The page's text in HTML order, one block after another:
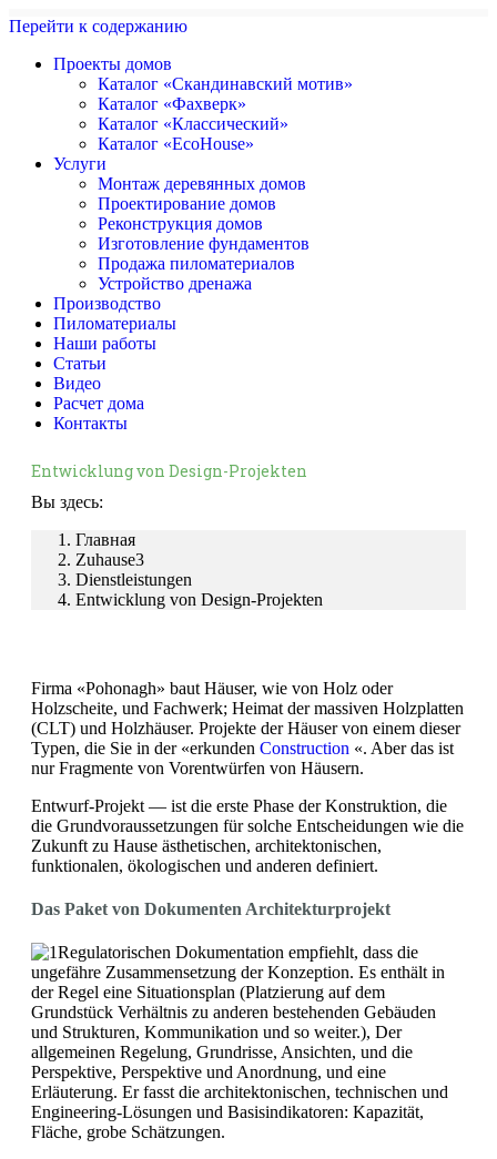
Перейти к содержанию
Проекты домов
Каталог «Скандинавский мотив»
Каталог «Фахверк»
Каталог «Классический»
Каталог «EcoHouse»
Услуги
Монтаж деревянных домов
Проектирование домов
Реконструкция домов
Изготовление фундаментов
Продажа пиломатериалов
Устройство дренажа
Производство
Пиломатериалы
Наши работы
Статьи
Видео
Расчет дома
Контакты
Entwicklung von Design-Projekten
Вы здесь:
Главная
Zuhause3
Dienstleistungen
Entwicklung von Design-Projekten
Firma «Pohonagh» baut Häuser, wie von Holz oder
Holzscheite, und Fachwerk; Heimat der massiven Holzplatten
(CLT) und Holzhäuser. Projekte der Häuser von einem dieser
Typen, die Sie in der «erkunden Construction «. Aber das ist
nur Fragmente von Vorentwürfen von Häusern.
Entwurf-Projekt — ist die erste Phase der Konstruktion, die
die Grundvoraussetzungen für solche Entscheidungen wie die
Zukunft zu Hause ästhetischen, architektonischen,
funktionalen, ökologischen und anderen definiert.
Das Paket von Dokumenten Architekturprojekt
Regulatorischen Dokumentation empfiehlt, dass die
ungefähre Zusammensetzung der Konzeption. Es enthält in
der Regel eine Situationsplan (Platzierung auf dem
Grundstück Verhältnis zu anderen bestehenden Gebäuden
und Strukturen, Kommunikation und so weiter.), Der
allgemeinen Regelung, Grundrisse, Ansichten, und die
Perspektive, Perspektive und Anordnung, und eine
Erläuterung. Er fasst die architektonischen, technischen und
Engineering-Lösungen und Basisindikatoren: Kapazität,
Fläche, grobe Schätzungen.